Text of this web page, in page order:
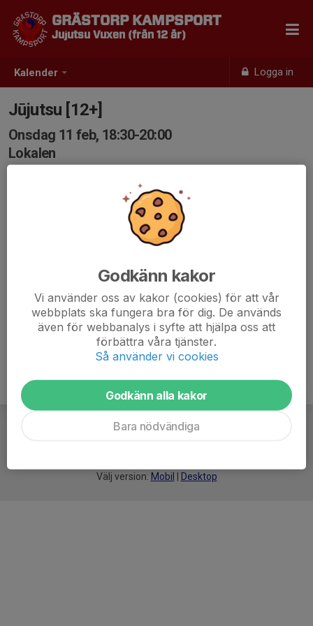
Kalender Logga in
GRÄSTORP KAMPSPORT
Jujutsu Vuxen (från 12 år)
Jūjutsu [12+]
Onsdag 11 feb, 18:30-20:00
Lokalen
Välj version: Mobil Desktop
Godkänn kakor
Vi använder oss av kakor (cookies) för att vår
webbplats ska fungera bra för dig. De används
även för webbanalys i syfte att hjälpa oss att
förbättra våra tjänster.
Så använder vi cookies
Godkänn alla kakor
Bara nödvändiga